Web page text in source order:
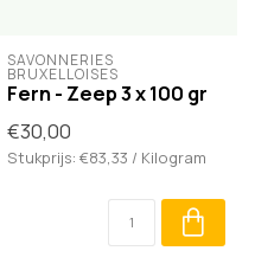
SAVONNERIES
BRUXELLOISES
Fern - Zeep 3 x 100 gr
€30,00
Stukprijs: €83,33 / Kilogram